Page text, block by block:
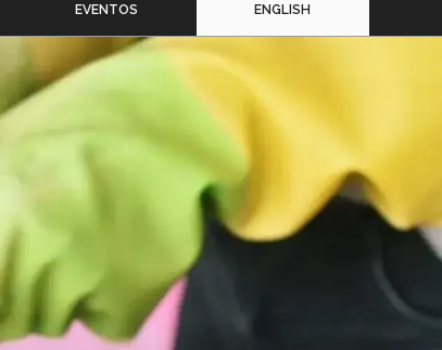
EVENTOS ENGLISH